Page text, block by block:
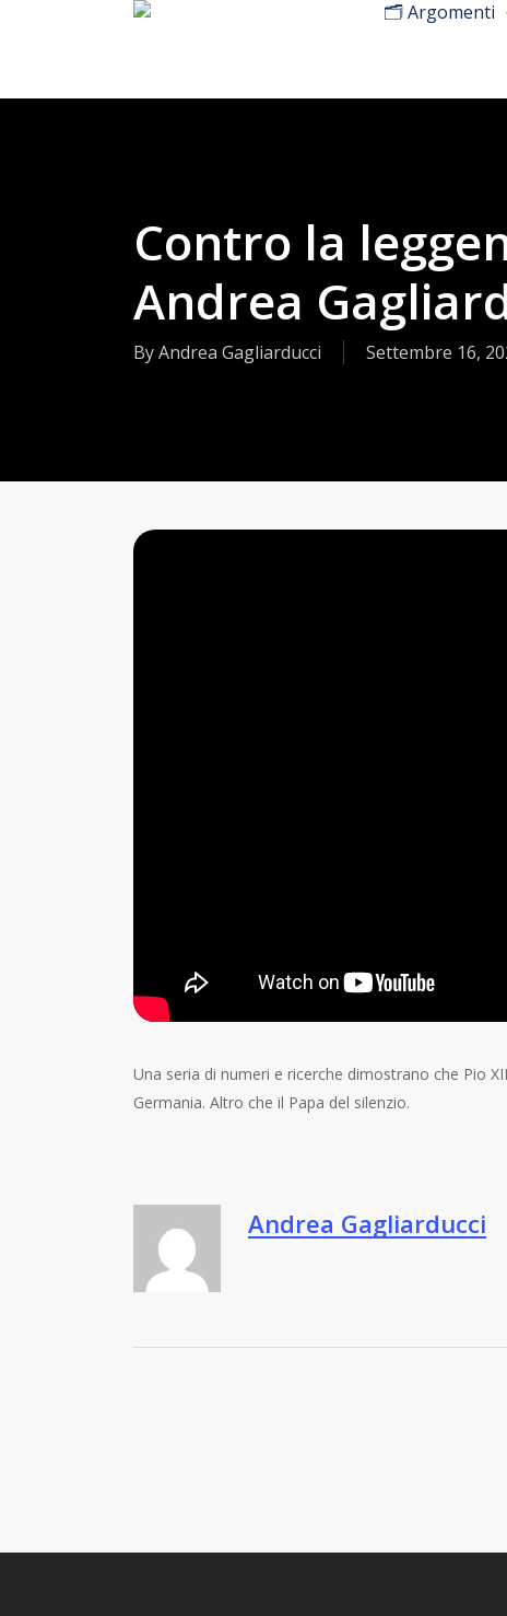
content
🗂️ Argomenti
Contro la
Andrea
ByAndrea Gagliarducci Settembre 16,
Una seria di numeri e ricerche dimostrano che Pio
Germania. Altro che il Papa del silenzio.
Andrea Gagliarducci